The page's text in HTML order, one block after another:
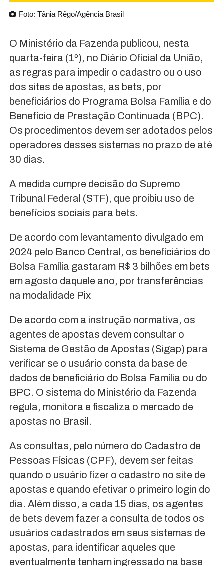
Foto: Tânia Rêgo/Agência Brasil
O Ministério da Fazenda publicou, nesta
quarta-feira (1º), no Diário Oficial da União,
as regras para impedir o cadastro ou o uso
dos sites de apostas, as bets, por
beneficiários do Programa Bolsa Família e do
Benefício de Prestação Continuada (BPC).
Os procedimentos devem ser adotados pelos
operadores desses sistemas no prazo de até
30 dias.
A medida cumpre decisão do Supremo
Tribunal Federal (STF), que proibiu uso de
benefícios sociais para bets.
De acordo com levantamento divulgado em
2024 pelo Banco Central, os beneficiários do
Bolsa Família gastaram R$ 3 bilhões em bets
em agosto daquele ano, por transferências
na modalidade Pix
De acordo com a instrução normativa, os
agentes de apostas devem consultar o
Sistema de Gestão de Apostas (Sigap) para
verificar se o usuário consta da base de
dados de beneficiário do Bolsa Família ou do
BPC. O sistema do Ministério da Fazenda
regula, monitora e fiscaliza o mercado de
apostas no Brasil.
As consultas, pelo número do Cadastro de
Pessoas Físicas (CPF), devem ser feitas
quando o usuário fizer o cadastro no site de
apostas e quando efetivar o primeiro login do
dia. Além disso, a cada 15 dias, os agentes
de bets devem fazer a consulta de todos os
usuários cadastrados em seus sistemas de
apostas, para identificar aqueles que
eventualmente tenham ingressado na base